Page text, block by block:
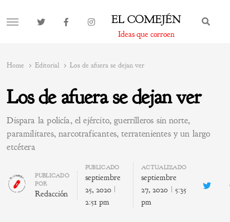
MENU EL COMEJÉN
Ideas que corroen
Home Editorial Los de afuera se dejan ver
Los de afuera se dejan ver
Dispara la policía, el ejército, guerrilleros sin norte,
paramilitares, narcotraficantes, terratenientes y un largo
etcétera
Author
PUBLICADO
POR
Redacción
PUBLICADO
septiembre
25, 2020
2:51 pm
ACTUALIZADO
septiembre
27, 2020
5:35
pm